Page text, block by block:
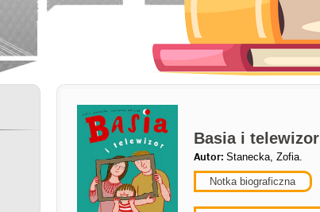
Basia i telewizor
Autor: Stanecka, Zofia.
Notka biograficzna